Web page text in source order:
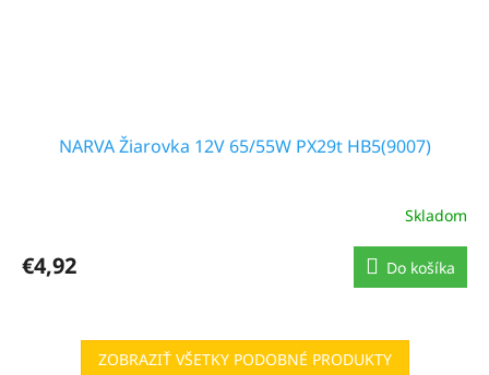
NARVA Žiarovka 12V 65/55W PX29t HB5(9007)
Skladom
€4,92 Do košíka
ZOBRAZIŤ VŠETKY PODOBNÉ PRODUKTY